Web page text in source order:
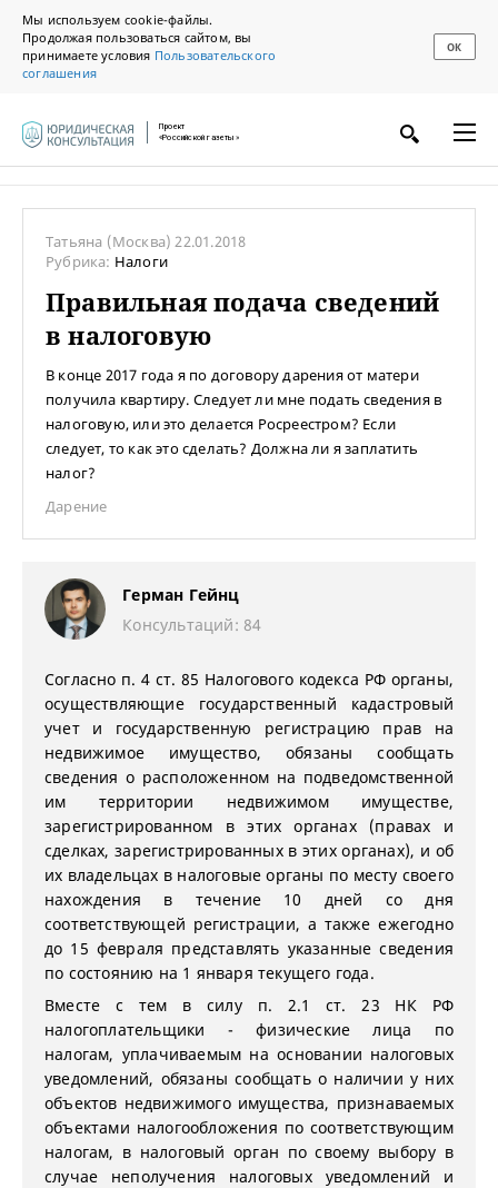
Мы используем cookie-файлы.
Продолжая пользоваться сайтом, вы
принимаете условия Пользовательского
соглашения
ОК
Проект
«Российской газеты»
Татьяна (Москва)22.01.2018
Рубрика: Налоги
Правильная подача сведений
в налоговую
В конце 2017 года я по договору дарения от матери
получила квартиру. Следует ли мне подать сведения в
налоговую, или это делается Росреестром? Если
следует, то как это сделать? Должна ли я заплатить
налог?
Дарение
Герман Гейнц
Консультаций: 84
Согласно п. 4 ст. 85 Налогового кодекса РФ органы,
осуществляющие государственный кадастровый
учет и государственную регистрацию прав на
недвижимое имущество, обязаны сообщать
сведения о расположенном на подведомственной
им территории недвижимом имуществе,
зарегистрированном в этих органах (правах и
сделках, зарегистрированных в этих органах), и об
их владельцах в налоговые органы по месту своего
нахождения в течение 10 дней со дня
соответствующей регистрации, а также ежегодно
до 15 февраля представлять указанные сведения
по состоянию на 1 января текущего года.
Вместе с тем в силу п. 2.1 ст. 23 НК РФ
налогоплательщики - физические лица по
налогам, уплачиваемым на основании налоговых
уведомлений, обязаны сообщать о наличии у них
объектов недвижимого имущества, признаваемых
объектами налогообложения по соответствующим
налогам, в налоговый орган по своему выбору в
случае неполучения налоговых уведомлений и